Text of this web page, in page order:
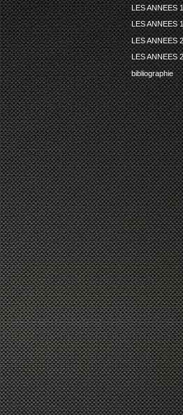
LES ANNEES
LES ANNEES
LES ANNEES
LES ANNEES
bibliographie